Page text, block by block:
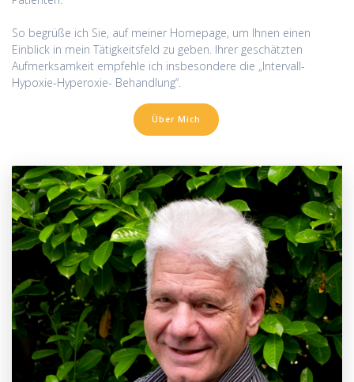
So begrüße ich Sie, auf meiner Homepage, um Ihnen einen
Einblick in mein Tätigkeitsfeld zu geben. Ihrer geschätzten
Aufmerksamkeit empfehle ich insbesondere die „Intervall-
Hypoxie-Hyperoxie- Behandlung“.
Über Mich